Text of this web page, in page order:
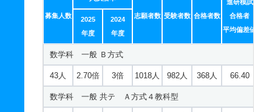
募集人数 志願者数 受験者数 合格者数
進研模試
合格者
平均偏差値
2025
年度
2024
年度
数学科 一般 Ｂ方式
43人 2.70倍 3倍 1018人 982人 368人 66.40
数学科 一般 共テ Ａ方式４教科型